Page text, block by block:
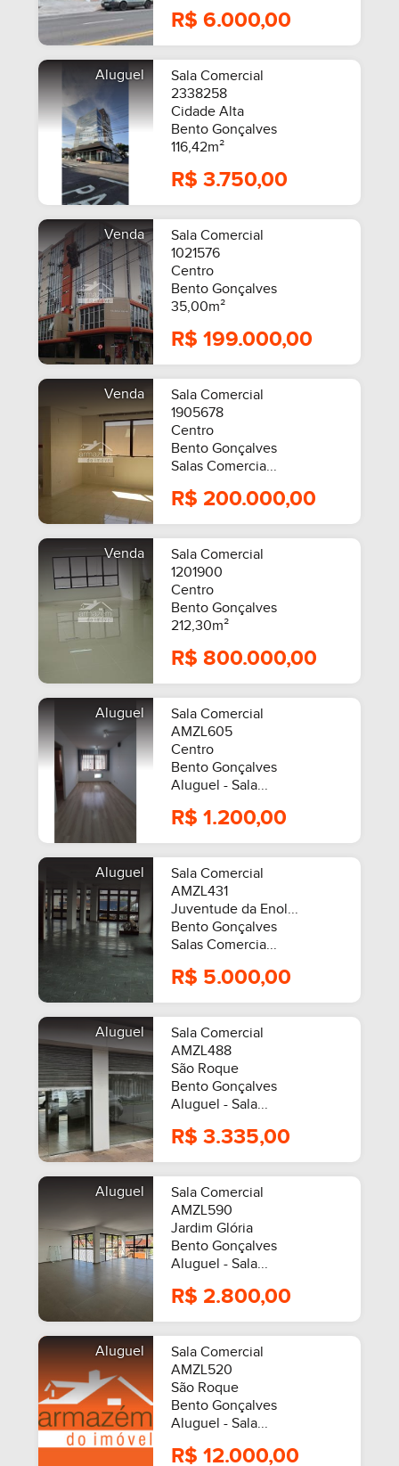
R$ 6.000,00
Aluguel
Sala Comercial
2338258
Cidade Alta
Bento Gonçalves
116,42m²
R$ 3.750,00
Venda
Sala Comercial
1021576
Centro
Bento Gonçalves
35,00m²
R$ 199.000,00
Venda
Sala Comercial
1905678
Centro
Bento Gonçalves
Salas Comercia...
R$ 200.000,00
Venda
Sala Comercial
1201900
Centro
Bento Gonçalves
212,30m²
R$ 800.000,00
Aluguel
Sala Comercial
AMZL605
Centro
Bento Gonçalves
Aluguel - Sala...
R$ 1.200,00
Aluguel
Sala Comercial
AMZL431
Juventude da Enol...
Bento Gonçalves
Salas Comercia...
R$ 5.000,00
Aluguel
Sala Comercial
AMZL488
São Roque
Bento Gonçalves
Aluguel - Sala...
R$ 3.335,00
Aluguel
Sala Comercial
AMZL590
Jardim Glória
Bento Gonçalves
Aluguel - Sala...
R$ 2.800,00
Aluguel
Sala Comercial
AMZL520
São Roque
Bento Gonçalves
Aluguel - Sala...
R$ 12.000,00